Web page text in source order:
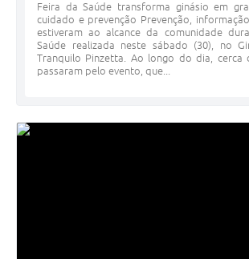
Feira da Saúde transforma ginásio em
cuidado e prevenção Prevenção,
estiveram ao alcance da comunidade
Saúde realizada neste sábado (30), no
Tranquilo Pinzetta. Ao longo do dia, cerca
passaram pelo evento, que...